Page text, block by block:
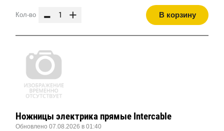
Кол-во - + В корзину
Ножницы электрика прямые Intercable
Обновлено 07.08.2026 в 01:40